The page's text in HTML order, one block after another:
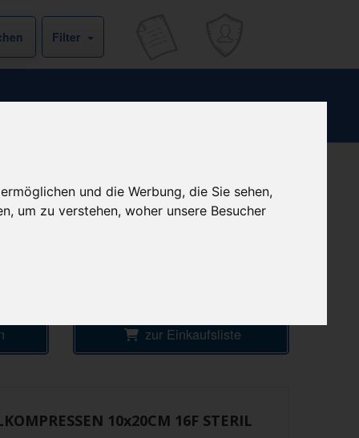
und die Werbung, die Sie sehen,
um zu verstehen, woher unsere Besucher
Filter
kein Versand - nur Botenlieferung oder
Selbstabholung
zur Einkaufsliste
10x20CM 16F STERIL